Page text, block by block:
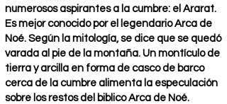
numerosos aspirantes a la cumbre: el Ararat.
Es mejor conocido por el legendario Arca de
Noé. Según la mitología, se dice que se quedó
varada al pie de la montaña. Un montículo de
tierra y arcilla en forma de casco de barco
cerca de la cumbre alimenta la especulación
sobre los restos del biblico Arca de Noé.